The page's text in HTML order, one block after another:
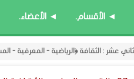
◄ الأقسام. ◄ الأعضاء.